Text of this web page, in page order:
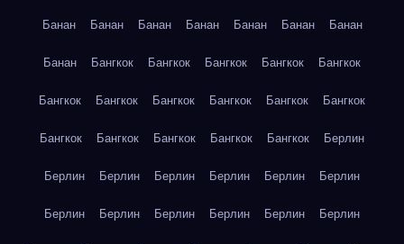
Банан Банан Банан Банан Банан Банан Банан
Банан Бангкок Бангкок Бангкок Бангкок Бангкок
Бангкок Бангкок Бангкок Бангкок Бангкок Бангкок
Бангкок Бангкок Бангкок Бангкок Бангкок Берлин
Берлин Берлин Берлин Берлин Берлин Берлин
Берлин Берлин Берлин Берлин Берлин Берлин